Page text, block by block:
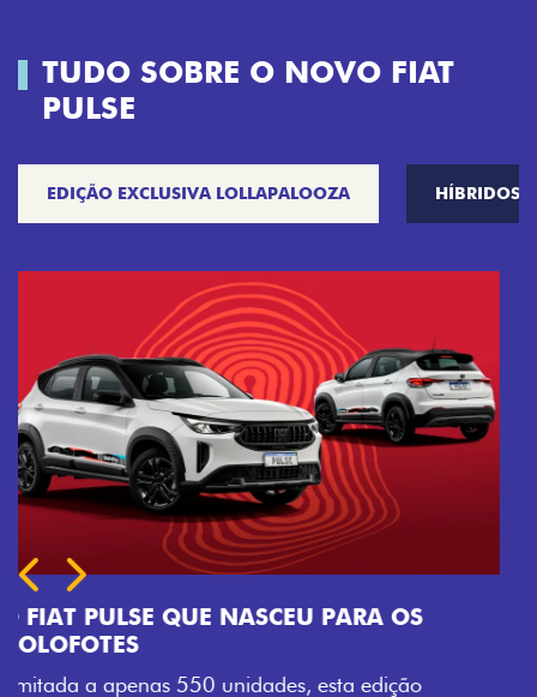
TUDO SOBRE O NOVO FIAT
PULSE
EDIÇÃO EXCLUSIVA LOLLAPALOOZA HÍBRIDOS